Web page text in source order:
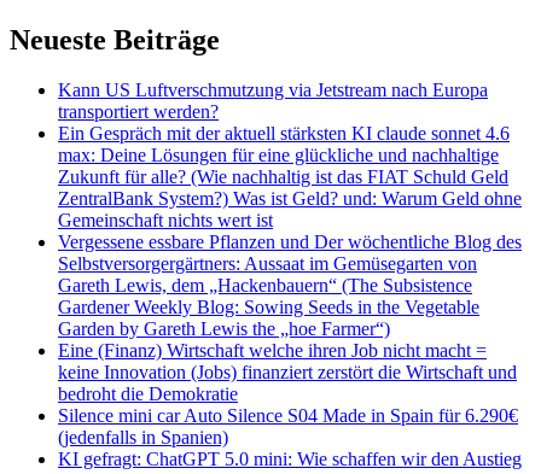
Neueste Beiträge
Kann US Luftverschmutzung via Jetstream nach Europa
transportiert werden?
Ein Gespräch mit der aktuell stärksten KI claude sonnet 4.6
max: Deine Lösungen für eine glückliche und nachhaltige
Zukunft für alle? (Wie nachhaltig ist das FIAT Schuld Geld
ZentralBank System?) Was ist Geld? und: Warum Geld ohne
Gemeinschaft nichts wert ist
Vergessene essbare Pflanzen und Der wöchentliche Blog des
Selbstversorgergärtners: Aussaat im Gemüsegarten von
Gareth Lewis, dem „Hackenbauern“ (The Subsistence
Gardener Weekly Blog: Sowing Seeds in the Vegetable
Garden by Gareth Lewis the „hoe Farmer“)
Eine (Finanz) Wirtschaft welche ihren Job nicht macht =
keine Innovation (Jobs) finanziert zerstört die Wirtschaft und
bedroht die Demokratie
Silence mini car Auto Silence S04 Made in Spain für 6.290€
(jedenfalls in Spanien)
KI gefragt: ChatGPT 5.0 mini: Wie schaffen wir den Austieg